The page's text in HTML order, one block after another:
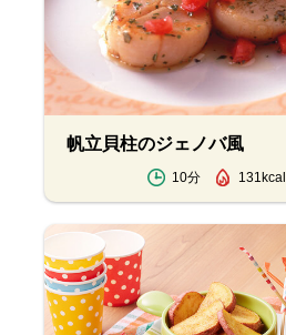
帆立貝柱のジェノバ風
10分 131kcal